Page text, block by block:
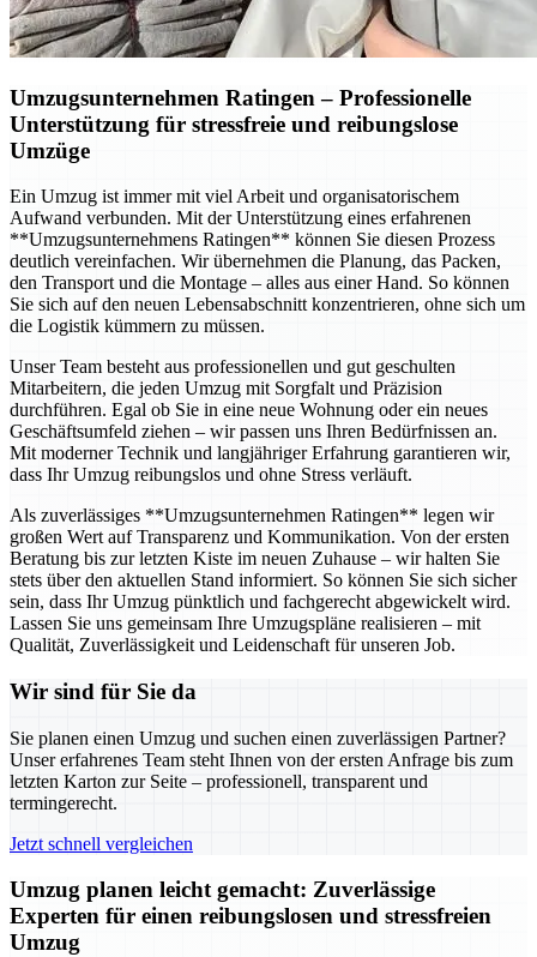
Umzugsunternehmen Ratingen – Professionelle
Unterstützung für stressfreie und reibungslose
Umzüge
Ein Umzug ist immer mit viel Arbeit und organisatorischem
Aufwand verbunden. Mit der Unterstützung eines erfahrenen
**Umzugsunternehmens Ratingen** können Sie diesen Prozess
deutlich vereinfachen. Wir übernehmen die Planung, das Packen,
den Transport und die Montage – alles aus einer Hand. So können
Sie sich auf den neuen Lebensabschnitt konzentrieren, ohne sich um
die Logistik kümmern zu müssen.
Unser Team besteht aus professionellen und gut geschulten
Mitarbeitern, die jeden Umzug mit Sorgfalt und Präzision
durchführen. Egal ob Sie in eine neue Wohnung oder ein neues
Geschäftsumfeld ziehen – wir passen uns Ihren Bedürfnissen an.
Mit moderner Technik und langjähriger Erfahrung garantieren wir,
dass Ihr Umzug reibungslos und ohne Stress verläuft.
Als zuverlässiges **Umzugsunternehmen Ratingen** legen wir
großen Wert auf Transparenz und Kommunikation. Von der ersten
Beratung bis zur letzten Kiste im neuen Zuhause – wir halten Sie
stets über den aktuellen Stand informiert. So können Sie sich sicher
sein, dass Ihr Umzug pünktlich und fachgerecht abgewickelt wird.
Lassen Sie uns gemeinsam Ihre Umzugspläne realisieren – mit
Qualität, Zuverlässigkeit und Leidenschaft für unseren Job.
Wir sind für Sie da
Sie planen einen Umzug und suchen einen zuverlässigen Partner?
Unser erfahrenes Team steht Ihnen von der ersten Anfrage bis zum
letzten Karton zur Seite – professionell, transparent und
termingerecht.
Jetzt schnell vergleichen
Umzug planen leicht gemacht: Zuverlässige
Experten für einen reibungslosen und stressfreien
Umzug